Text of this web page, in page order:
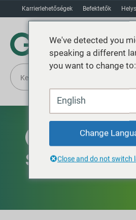
Karrierlehetőségek Befektetők
ÉSZAK-AMERIKÁBAN
Strap Protectors
We've detected you
speaking a different
you want to change to:
English
Change
Close and do not switch